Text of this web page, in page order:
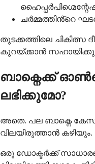
ചർമ്മത്തിൻ്റെ
തുടക്കത്തിലെ ചികിത്സ
കുറയ്ക്കാൻ
ബാക്നെക്ക്
ലഭിക്കുമോ?
അതെ. പല ബാക്നെ
വിലയിരുത്താൻ കഴിയും.
ഒരു ഡോക്ടർക്ക്